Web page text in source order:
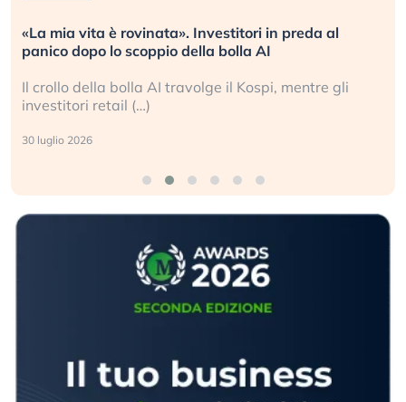
«La mia vita è rovinata». Investitori in preda al
panico dopo lo scoppio della bolla AI
Il crollo della bolla AI travolge il Kospi, mentre gli
investitori retail (…)
30 luglio 2026